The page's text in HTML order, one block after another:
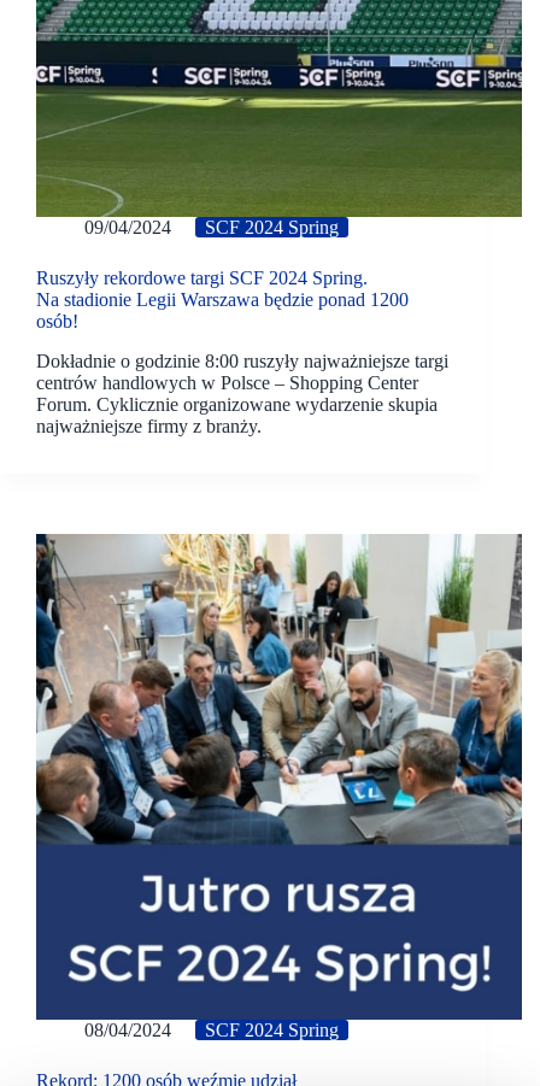
09/04/2024 SCF 2024 Spring
Ruszyły rekordowe targi SCF 2024 Spring.
Na stadionie Legii Warszawa będzie ponad 1200
osób!
Dokładnie o godzinie 8:00 ruszyły najważniejsze targi
centrów handlowych w Polsce – Shopping Center
Forum. Cyklicznie organizowane wydarzenie skupia
najważniejsze firmy z branży.
08/04/2024 SCF 2024 Spring
Rekord: 1200 osób weźmie udział